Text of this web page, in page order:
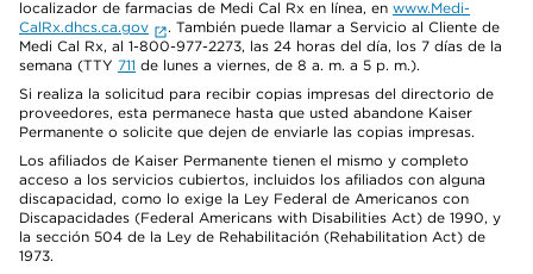
localizador de farmacias de Medi Cal Rx en línea, en www.Medi-
CalRx.dhcs.ca.gov
. También puede llamar a Servicio al Cliente de
Medi Cal Rx, al 1-800-977-2273, las 24 horas del día, los 7 días de la
semana (TTY 711 de lunes a viernes, de 8 a. m. a 5 p. m.).
Si realiza la solicitud para recibir copias impresas del directorio de
proveedores, esta permanece hasta que usted abandone Kaiser
Permanente o solicite que dejen de enviarle las copias impresas.
Los afiliados de Kaiser Permanente tienen el mismo y completo
acceso a los servicios cubiertos, incluidos los afiliados con alguna
discapacidad, como lo exige la Ley Federal de Americanos con
Discapacidades (Federal Americans with Disabilities Act) de 1990, y
la sección 504 de la Ley de Rehabilitación (Rehabilitation Act) de
1973.